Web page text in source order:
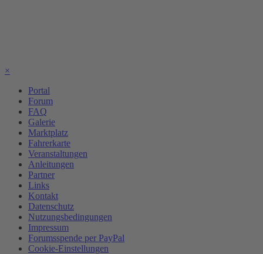
×
Portal
Forum
FAQ
Galerie
Marktplatz
Fahrerkarte
Veranstaltungen
Anleitungen
Partner
Links
Kontakt
Datenschutz
Nutzungsbedingungen
Impressum
Forumsspende per PayPal
Cookie-Einstellungen